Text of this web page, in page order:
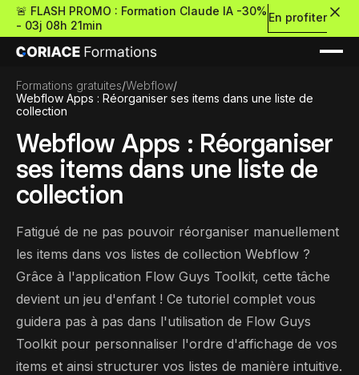
🚨 FLASH PROMO : Formation Claude IA -30%
- 03j 08h 21min
En profiter
Retour
Formations
Pour découvrir le no-
Nouveau
Retour À propos
Formations gratuites/Webflow/
Webflow Apps : Réorganiser ses items dans une liste de
collection
Webflow Apps : Réorganiser
ses items dans une liste de
collection
Fatigué de ne pas pouvoir réorganiser manuellement
les items dans vos listes de collection Webflow ?
Grâce à l'application Flow Guys Toolkit, cette tâche
devient un jeu d'enfant ! Ce tutoriel complet vous
guidera pas à pas dans l'utilisation de Flow Guys
Toolkit pour personnaliser l'ordre d'affichage de vos
items et ainsi structurer vos listes de manière intuitive.